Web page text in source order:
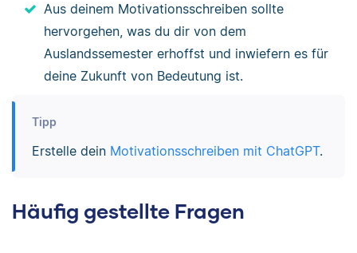
Aus deinem Motivationsschreiben sollte
hervorgehen, was du dir von dem
Auslandssemester erhoffst und inwiefern es für
deine Zukunft von Bedeutung ist.
Tipp
Erstelle dein Motivationsschreiben mit ChatGPT.
Häufig gestellte Fragen